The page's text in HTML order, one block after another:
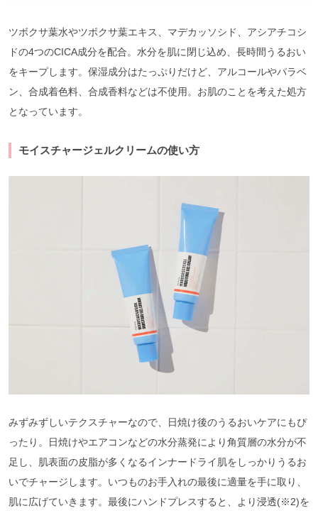
ツボクサ葉水やツボクサ葉エキス、マデカッソシド、アシアチコシ
ドの4つのCICA成分を配合。水分を肌に閉じ込め、長時間うるおい
をキープします。保湿成分はたっぷりだけど、アルコールやパラベ
ン、合成着色料、合成香料などは不使用。お肌のことを考えた処方
となっています。
モイスチャージェルクリームの使い方
みずみずしいテクスチャーなので、日焼け後のうるおいケアにもぴ
ったり。日焼けやエアコンなどの水分蒸発により角質層の水分が不
足し、肌表面の皮脂が多くなるインナードライ肌をしっかりうるお
いでチャージします。いつものお手入れの最後に適量を手に取り、
肌に広げていきます。最後にハンドプレスすると、より浸透(※2)を